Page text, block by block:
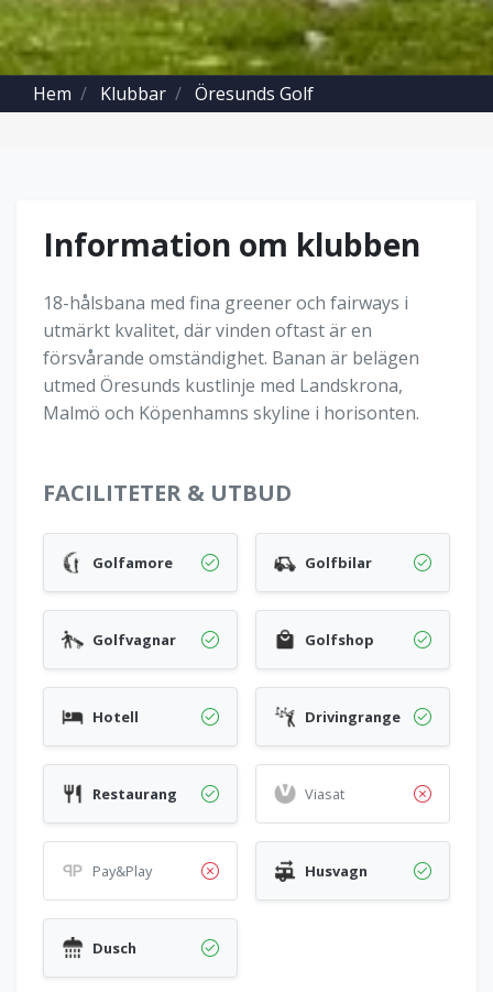
Hem Klubbar Öresunds Golf
Information om klubben
18-hålsbana med fina greener och fairways i
utmärkt kvalitet, där vinden oftast är en
försvårande omständighet. Banan är belägen
utmed Öresunds kustlinje med Landskrona,
Malmö och Köpenhamns skyline i horisonten.
FACILITETER & UTBUD
Golfamore Golfbilar
Golfvagnar Golfshop
Hotell Drivingrange
Restaurang Viasat
Pay&Play Husvagn
Dusch